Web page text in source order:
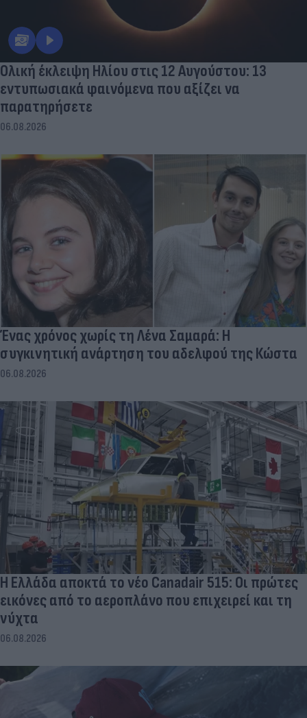
Ολική έκλειψη Ηλίου στις 12 Αυγούστου: 13
εντυπωσιακά φαινόμενα που αξίζει να
παρατηρήσετε
06.08.2026
Ένας χρόνος χωρίς τη Λένα Σαμαρά: Η
συγκινητική ανάρτηση του αδελφού της Κώστα
06.08.2026
Η Ελλάδα αποκτά το νέο Canadair 515: Οι πρώτες
εικόνες από το αεροπλάνο που επιχειρεί και τη
νύχτα
06.08.2026